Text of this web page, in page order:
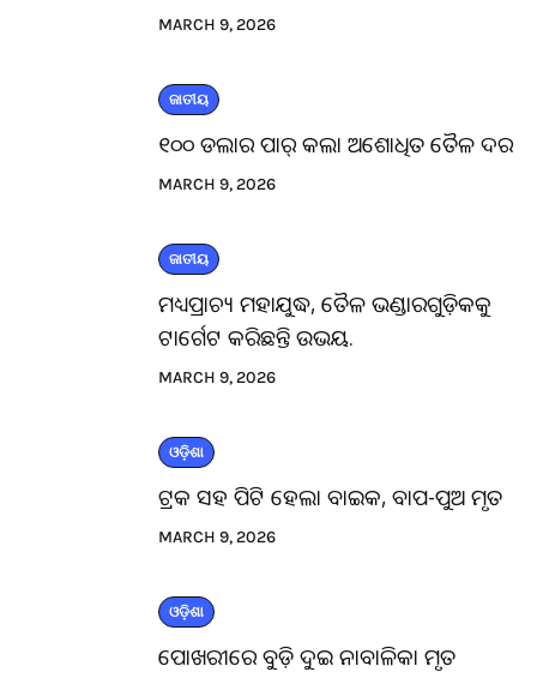
MARCH 9, 2026
ଜାତୀୟ
୧୦୦ ଡଲାର ପାର୍ କଲା ଅଶୋଧିତ ତୈଳ ଦର
MARCH 9, 2026
ଜାତୀୟ
ମଧ୍ୟପ୍ରାଚ୍ୟ ମହାଯୁଦ୍ଧ, ତୈଳ ଭଣ୍ଡାରଗୁଡ଼ିକକୁ
ଟାର୍ଗେଟ କରିଛନ୍ତି ଉଭୟ.
MARCH 9, 2026
ଓଡ଼ିଶା
ଟ୍ରକ ସହ ପିଟି ହେଲା ବାଇକ, ବାପ-ପୁଅ ମୃତ
MARCH 9, 2026
ଓଡ଼ିଶା
ପୋଖରୀରେ ବୁଡ଼ି ଦୁଇ ନାବାଳିକା ମୃତ